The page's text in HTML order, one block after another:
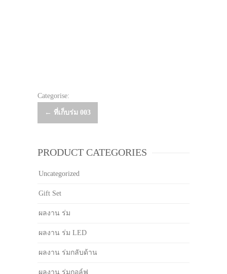
Categorise:
Post
← ที่เก็บร่ม 003
PRODUCT CATEGORIES
Uncategorized
Gift Set
ผลงาน ร่ม
ผลงาน ร่ม LED
ผลงาน ร่มกลับด้าน
ผลงาน ร่มกอล์ฟ